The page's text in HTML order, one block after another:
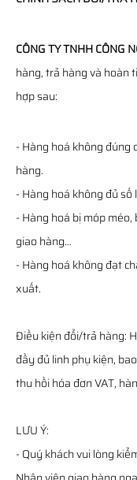
CÔNG TY TNHH CÔNG
hàng, trả hàng và hoàn
hợp sau:
- Hàng hoá không đúng
hàng.
- Hàng hoá không đủ
- Hàng hoá bị móp
giao hàng…
- Hàng hoá không đạt
xuất.
Điều kiện đổi/trả hàng:
đầy đủ linh phụ kiện,
thu hồi hóa đơn VAT,
LƯU Ý:
- Quý khách vui lòng